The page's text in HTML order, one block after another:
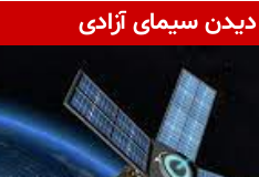
سیمای آزادی